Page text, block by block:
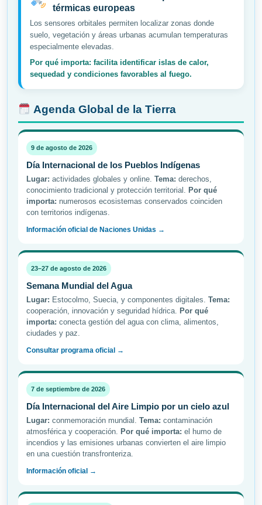
térmicas europeas
Los sensores orbitales permiten localizar zonas donde
suelo, vegetación y áreas urbanas acumulan temperaturas
especialmente elevadas.
Por qué importa: facilita identificar islas de calor,
sequedad y condiciones favorables al fuego.
Agenda Global de la Tierra
9 de agosto de 2026
Día Internacional de los Pueblos Indígenas
Lugar: actividades globales y online. Tema: derechos,
conocimiento tradicional y protección territorial. Por qué
importa: numerosos ecosistemas conservados coinciden
con territorios indígenas.
Información oficial de Naciones Unidas →
23–27 de agosto de 2026
Semana Mundial del Agua
Lugar: Estocolmo, Suecia, y componentes digitales. Tema:
cooperación, innovación y seguridad hídrica. Por qué
importa: conecta gestión del agua con clima, alimentos,
ciudades y paz.
Consultar programa oficial →
7 de septiembre de 2026
Día Internacional del Aire Limpio por un cielo azul
Lugar: conmemoración mundial. Tema: contaminación
atmosférica y cooperación. Por qué importa: el humo de
incendios y las emisiones urbanas convierten el aire limpio
en una cuestión transfronteriza.
Información oficial →